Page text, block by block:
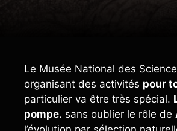
Le Musée National des
organisant des activités pour
particulier va être très spécial.
pompe. sans oublier le rôle de